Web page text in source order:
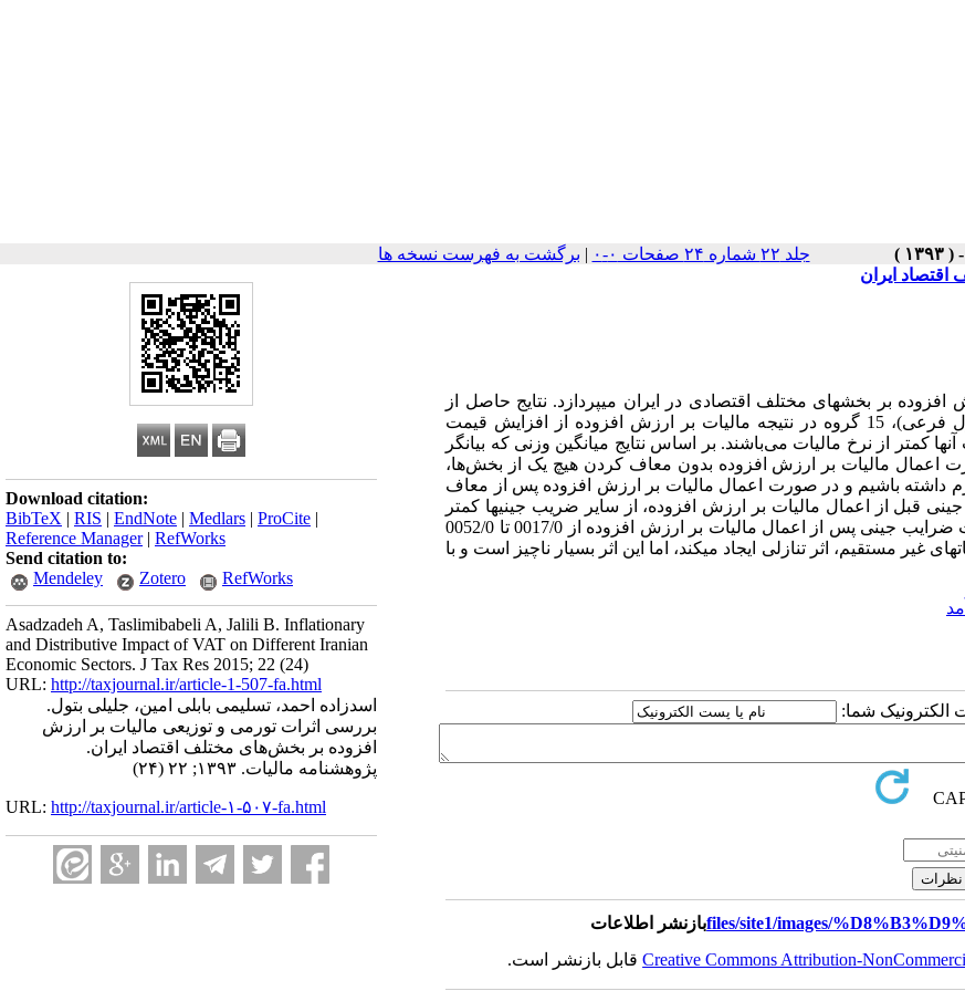
جلد ۲۲ شماره ۲۴ صفحات ۰-۰ | برگشت به فهرست نسخه ها
Download citation:
BibTeX | RIS | EndNote | Medlars | ProCite |
Reference Manager| RefWorks
Send citation to:
Mendeley
Zotero RefWorks
Asadzadeh A, Taslimibabeli A, Jalili B. Inflationary
and Distributive Impact of VAT on Different Iranian
Economic Sectors. J Tax Res 2015; 22 (24)
URL: http://taxjournal.ir/article-1-507-fa.html
اسدزاده احمد، تسلیمی بابلی امین، جلیلی بتول.
بررسی اثرات تورمی و توزیعی مالیات بر ارزش
افزوده بر بخش‌های مختلف اقتصاد ایران.
پژوهشنامه مالیات. ۱۳۹۳; ۲۲ (۲۴)
URL: http://taxjournal.ir/article-۱-۵۰۷-fa.html
ایران
بر بخش­های مختلف اقتصادی در ایران می­پردازد. نتایج حاصل از
بررسی­ها نشان می‌دهد که از 29 گروه اصلی محصولات (91 گروه محصول فرعی)، 15 گروه در نتیجه مالیات بر ارزش افزوده از افزایش قیمت
قیمت آن­ها کمتر از نرخ مالیات می‌باشند. بر اساس نتایج میانگین وزنی که بیانگر
اعمال مالیات بر ارزش افزوده بدون معاف کردن هیچ یک از بخش‌ها،
با ساختار مفروض در اقتصاد کشور حدود 4/7 درصد تورم داشته باشیم و در صورت اعمال مالیات بر ارزش افزوده پس از معاف
داشت و ضریب جینی قبل از اعمال مالیات بر ارزش افزوده، از سایر ضریب جینی­ها کمتر
می­باشد، لیکن تفاوت بین این ضرایب بسیار ناچیز است به طوری که تفاوت ضرایب جینی پس از اعمال مالیات بر ارزش افزوده از 0017/0 تا 0052/0
غیر مستقیم، اثر تنازلی ایجاد می­کند، اما این اثر بسیار ناچیز است و با
الکترونیک شما:
بازنشر اطلاعات
Creative Commons Attribution-قابل بازنشر است.